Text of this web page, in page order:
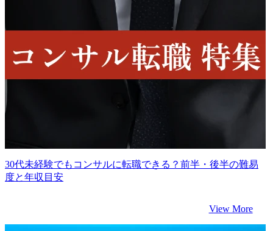
30代未経験でもコンサルに転職できる？前半・後半の難易
度と年収目安
View More